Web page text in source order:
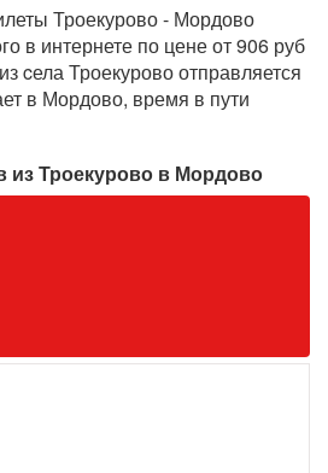
Троекурово - Мордово
в интернете по цене от 906 руб
cела Троекурово отправляется
в Мордово, время в пути
из Троекурово в Мордово